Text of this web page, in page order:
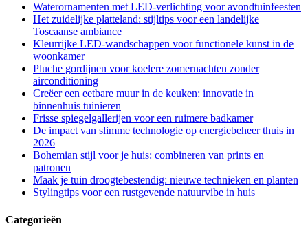
Waterornamenten met LED-verlichting voor avondtuinfeesten
Het zuidelijke platteland: stijltips voor een landelijke
Toscaanse ambiance
Kleurrijke LED-wandschappen voor functionele kunst in de
woonkamer
Pluche gordijnen voor koelere zomernachten zonder
airconditioning
Creëer een eetbare muur in de keuken: innovatie in
binnenhuis tuinieren
Frisse spiegelgallerijen voor een ruimere badkamer
De impact van slimme technologie op energiebeheer thuis in
2026
Bohemian stijl voor je huis: combineren van prints en
patronen
Maak je tuin droogtebestendig: nieuwe technieken en planten
Stylingtips voor een rustgevende natuurvibe in huis
Categorieën